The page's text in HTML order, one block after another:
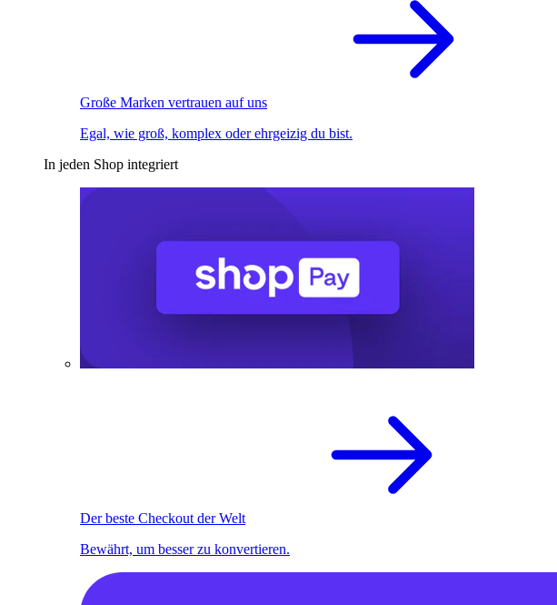
Große Marken vertrauen auf uns
Egal, wie groß, komplex oder ehrgeizig du bist.
In jeden Shop integriert
Der beste Checkout der Welt
Bewährt, um besser zu konvertieren.